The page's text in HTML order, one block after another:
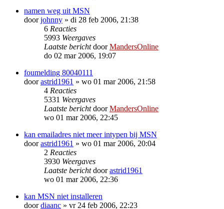
namen weg uit MSN
doorjohnny » di 28 feb 2006, 21:38
6 Reacties
5993 Weergaves
Laatste berichtdoorMandersOnline
do 02 mar 2006, 19:07
foumelding 80040111
doorastrid1961 » wo 01 mar 2006, 21:58
4 Reacties
5331 Weergaves
Laatste berichtdoorMandersOnline
wo 01 mar 2006, 22:45
kan emailadres niet meer intypen bij MSN
doorastrid1961 » wo 01 mar 2006, 20:04
2 Reacties
3930 Weergaves
Laatste berichtdoorastrid1961
wo 01 mar 2006, 22:36
kan MSN niet installeren
doordiaanc » vr 24 feb 2006, 22:23